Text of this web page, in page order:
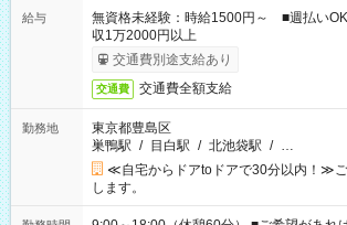
給与
無資格未経験：時給1500円～ ■週払い
収1万2000円以上
交通費別途支給あり
交通費 交通費全額支給
勤務地
東京都豊島区
巣鴨駅 / 目白駅 / 北池袋駅 / …
≪自宅からドアtoドアで30分以内！≫
します。